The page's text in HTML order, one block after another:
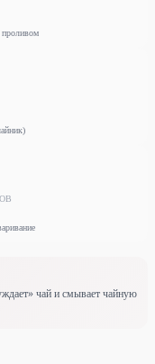
проливом
чай и смывает чайную